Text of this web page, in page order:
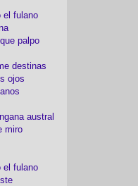
el fulano
palpo
destinas
ojos
austral
miro
el fulano